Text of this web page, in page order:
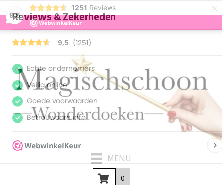
9,5
1251 Reviews ×
MENU
0